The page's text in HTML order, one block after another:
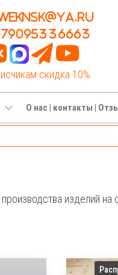
скидка 10%
О нас | контакты |
изделий на